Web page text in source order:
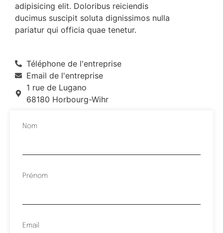
adipisicing elit. Doloribus reiciendis
ducimus suscipit soluta dignissimos nulla
pariatur qui officia quae tenetur.
Téléphone de l'entreprise
Email de l'entreprise
1 rue de Lugano
68180 Horbourg-Wihr
Nom
Prénom
Email